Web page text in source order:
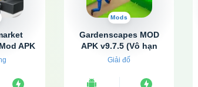
APK
tiền)
Mods
Gardenscapes MOD
APK v9.7.5 (Vô hạn
tiền, sao)
Giải đố